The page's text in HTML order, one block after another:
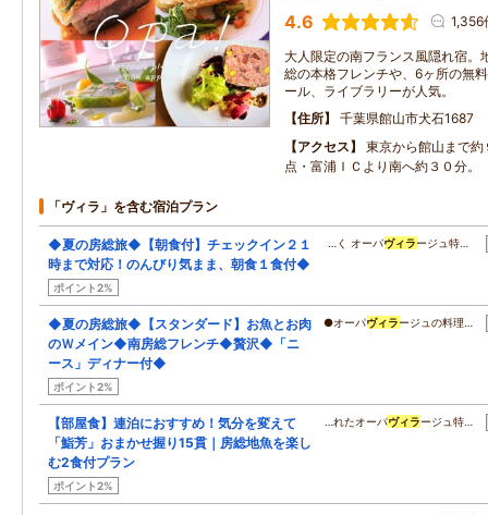
4.6 1,356
大人限定の南フランス風隠れ宿。
総の本格フレンチや、6ヶ所の無
ール、ライブラリーが人気。
住所
千葉県館山市犬石1687
アクセス
東京から館山まで
点・富浦ＩＣより南へ約３０分。
「ヴィラ」を含む宿泊プラン
◆夏の房総旅◆【朝食付】チェックイン２１
時まで対応！のんびり気まま、朝食１食付◆
ポイント2%
…く オーパヴィラージュ特…
◆夏の房総旅◆【スタンダード】お魚とお肉
のＷメイン◆南房総フレンチ◆贅沢◆「ニ
ース」ディナー付◆
ポイント2%
●オーパヴィラージュの料理…
【部屋食】連泊におすすめ！気分を変えて
「鮨芳」おまかせ握り15貫｜房総地魚を楽し
む2食付プラン
ポイント2%
…れたオーパヴィラージュ特…